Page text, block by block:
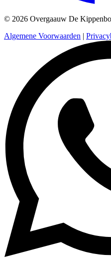
© 2026 Overgaauw De
Algemene Voorwaarden |